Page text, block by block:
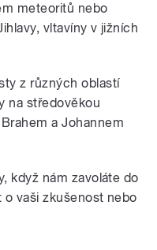
meteoritů nebo
vltavíny v jižních
z různých oblastí
na středověkou
a Johannem
když nám zavoláte do
vaši zkušenost nebo